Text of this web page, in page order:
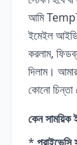
আমি
ইমেইল আইডি
করলাম,
দিলাম।
কোনো চিন্তা
কেন সাময়িক
* প্রাইভেসি